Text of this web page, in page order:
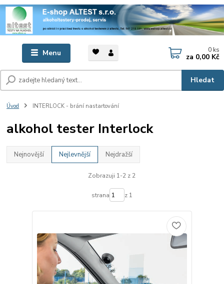
Menu
Hledat
0 ks
za 0,00 Kč
Úvod INTERLOCK - brání nastartování
alkohol tester Interlock
Nejnovější Nejlevnější Nejdražší
Zobrazuji 1-2 z 2
strana z 1